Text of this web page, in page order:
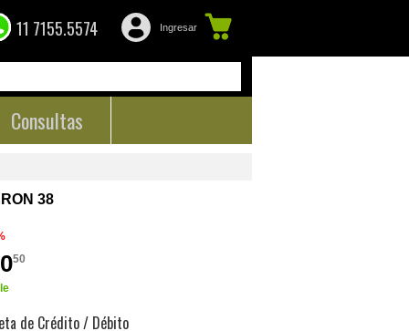
11 7155.5574 Ingresar
Consultas
38
50
de Crédito / Débito